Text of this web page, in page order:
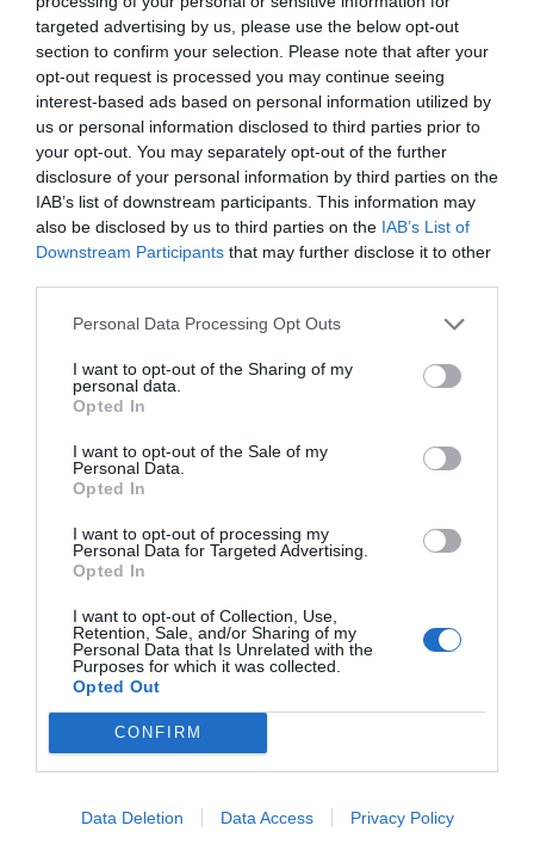
targeted advertising by us, please use the below opt-out
section to confirm your selection. Please note that after your
opt-out request is processed you may continue seeing
interest-based ads based on personal information utilized by
us or personal information disclosed to third parties prior to
your opt-out. You may separately opt-out of the further
disclosure of your personal information by third parties on the
IAB’s list of downstream participants. This information may
also be disclosed by us to third parties on the IAB’s List of
Downstream Participants that may further disclose it to other
Personal Data Processing Opt Outs
I want to opt-out of the Sharing of my
personal data.
Opted In
I want to opt-out of the Sale of my
Personal Data.
Opted In
I want to opt-out of processing my
Personal Data for Targeted Advertising.
Opted In
I want to opt-out of Collection, Use,
Retention, Sale, and/or Sharing of my
Personal Data that Is Unrelated with the
Purposes for which it was collected.
Opted Out
CONFIRM
Data Deletion Data Access Privacy Policy
RELACIONADAS
La vivienda
mantiene la subida
Catalunya hasta el
10,3%
La vivienda en
El ICO, el
suscriben un
social